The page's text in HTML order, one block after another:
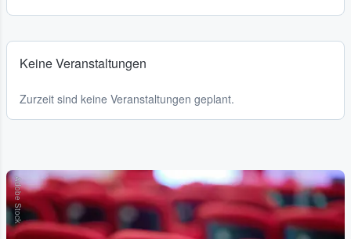
Keine Veranstaltungen
Zurzeit sind keine Veranstaltungen geplant.
Adobe Stock